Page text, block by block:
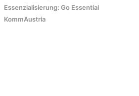
Essenzialisierung: Go Essential
KommAustria